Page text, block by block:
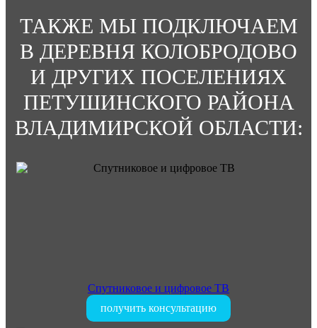
ТАКЖЕ МЫ ПОДКЛЮЧАЕМ
В ДЕРЕВНЯ КОЛОБРОДОВО
И ДРУГИХ ПОСЕЛЕНИЯХ
ПЕТУШИНСКОГО РАЙОНА
ВЛАДИМИРСКОЙ ОБЛАСТИ:
Спутниковое и цифровое ТВ
получить консультацию